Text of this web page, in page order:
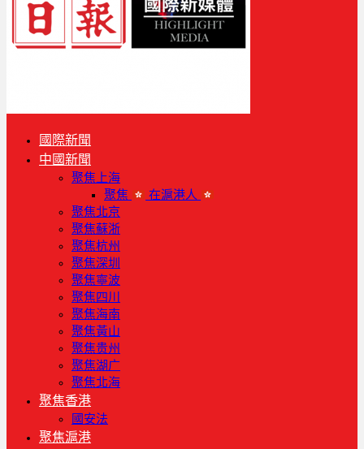
國際新聞
中國新聞
聚焦上海
聚焦
在滬港人
聚焦北京
聚焦蘇浙
聚焦杭州
聚焦深圳
聚焦寧波
聚焦四川
聚焦海南
聚焦黃山
聚焦贵州
聚焦湖广
聚焦北海
聚焦香港
國安法
聚焦滬港